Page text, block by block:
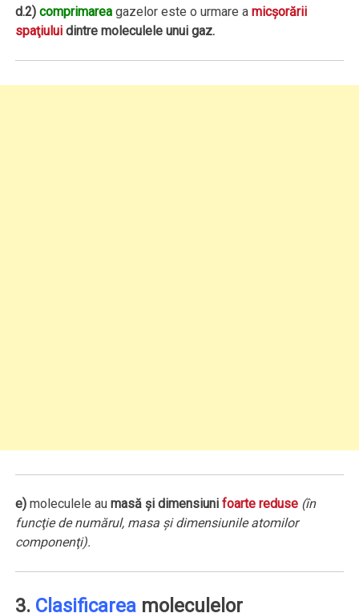
d.2) comprimarea gazelor este o urmare amicşorării
spaţiului dintre moleculele unui gaz.
e) moleculele aumasă şi dimensiunifoarte reduse (în
funcţie de numărul, masa şi dimensiunile atomilor
componenţi).
3. Clasificarea moleculelor